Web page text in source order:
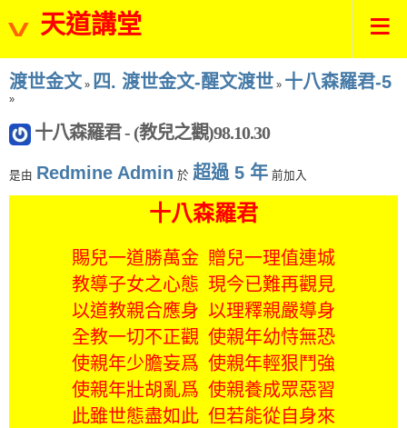
天道講堂
渡世金文 » 四. 渡世金文-醒文渡世 » 十八森羅君-5
»
十八森羅君 - (教兒之觀)98.10.30
是由 Redmine Admin 於 超過 5 年 前加入
十八森羅君
賜兒一道勝萬金 贈兒一理值連城
教導子女之心態 現今已難再觀見
以道教親合應身 以理釋親嚴導身
全教一切不正觀 使親年幼恃無恐
使親年少膽妄爲 使親年輕狠鬥強
使親年壯胡亂爲 使親養成眾惡習
此雖世態盡如此 但若能從自身來